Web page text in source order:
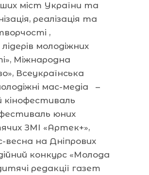
міст України та
реалізація та
,
молодіжних
Міжнародна
Всеукраїнська
мас-медіа –
кінофестиваль
юних
ЗМІ «Артек+»,
на Дніпрових
конкурс «Молода
редакції газет